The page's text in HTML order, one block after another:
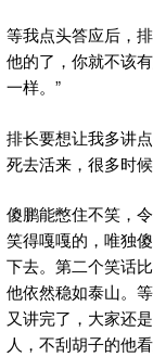
等我点头答应后，
他的了，你就不该
一样。”
排长要想让我多讲
死去活来，很多时候
傻鹏能憋住不笑，
笑得嘎嘎的，唯独
下去。第二个笑话
他依然稳如泰山。
又讲完了，大家还
人，不刮胡子的他